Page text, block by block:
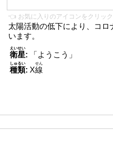
👈 お気に入りのアイコンをクリック
太陽活動の低下により、コロ
います。
衛星
えいせい
:
「ようこう」
種類
しゅるい
: X線
せん